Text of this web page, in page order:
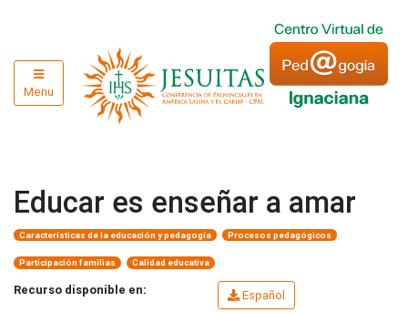
Menu
Educar es enseñar a amar
Características de la educación y pedagogía Procesos pedagógicos
Participación familias Calidad educativa
Recurso disponible en: Español